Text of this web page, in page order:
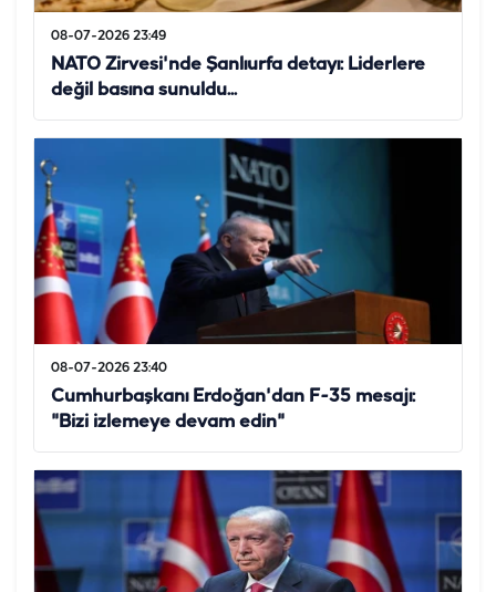
08-07-2026 23:49
NATO Zirvesi'nde Şanlıurfa detayı: Liderlere
değil basına sunuldu...
08-07-2026 23:40
Cumhurbaşkanı Erdoğan'dan F-35 mesajı:
"Bizi izlemeye devam edin"